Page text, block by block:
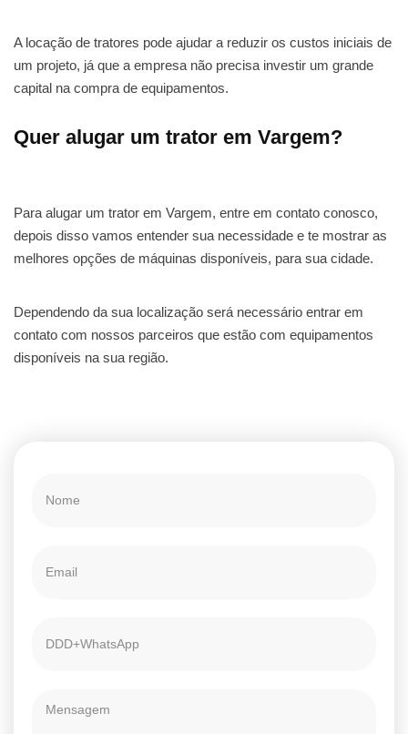
A locação de tratores pode ajudar a reduzir os custos iniciais de
um projeto, já que a empresa não precisa investir um grande
capital na compra de equipamentos.
Quer alugar um trator em Vargem?
Para alugar um trator em Vargem, entre em contato conosco,
depois disso vamos entender sua necessidade e te mostrar as
melhores opções de máquinas disponíveis, para sua cidade.
Dependendo da sua localização será necessário entrar em
contato com nossos parceiros que estão com equipamentos
disponíveis na sua região.